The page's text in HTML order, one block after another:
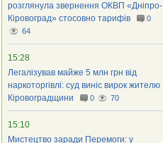
розглянула звернення ОКВП «Дніпро-
Кіровоград» стосовно тарифів
0
64
15:28
Легалізував майже 5 млн грн від
наркоторгівлі: суд виніс вирок жителю
Кіровоградщини
0 70
15:10
Мистецтво заради Перемоги: у